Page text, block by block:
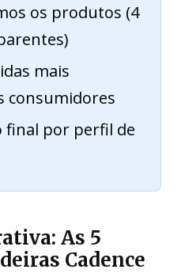
os produtos (4
mais
consumidores
final por perfil de
As 5
Cadence